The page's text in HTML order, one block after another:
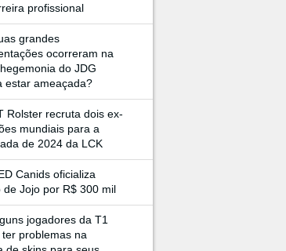
profissional
grandes
ocorreram na
do JDG
estar ameaçada?
Rolster recruta dois ex-
mundiais para a
de 2024 da LCK
Canids oficializa
de Jojo por R$ 300 mil
jogadores da T1
ter problemas na